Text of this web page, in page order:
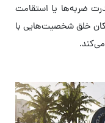
ضربه‌ها یا استقامت
خلق شخصیت‌هایی با